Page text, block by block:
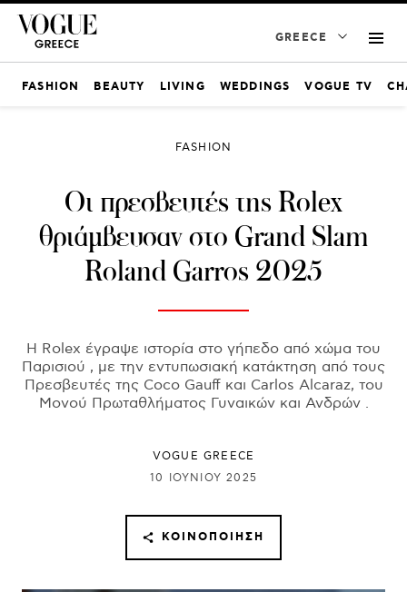
GREECE
FASHION BEAUTY LIVING WEDDINGS VOGUE TV
FASHION
Οι πρεσβευτές της Rolex
θριάμβευσαν στο Grand Slam
Roland Garros 2025
Η Rolex έγραψε ιστορία στο γήπεδο από χώμα του
Παρισιού , με την εντυπωσιακή κατάκτηση από τους
Πρεσβευτές της Coco Gauff και Carlos Alcaraz, του
Μονού Πρωταθλήματος Γυναικών και Ανδρών .
VOGUE GREECE
10 ΙΟΥΝΊΟΥ 2025
ΚΟΙΝΟΠΟΊΗΣΗ